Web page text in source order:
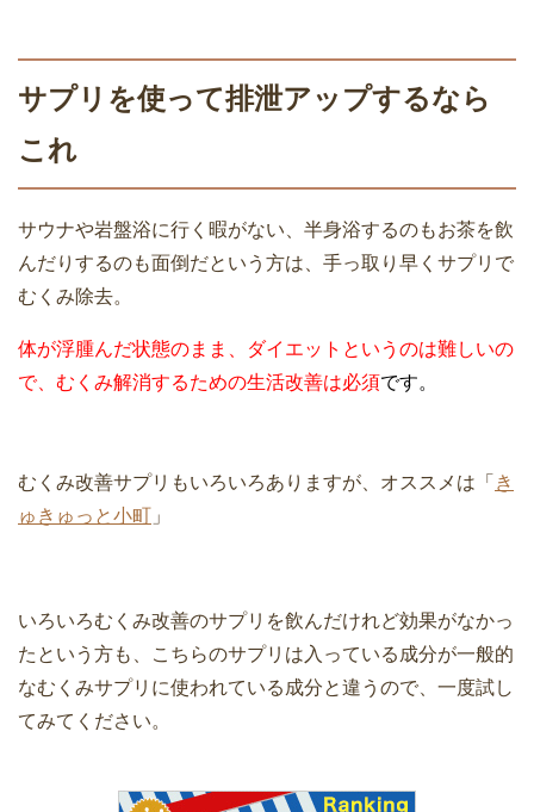
サプリを使って排泄アップするなら
これ
サウナや岩盤浴に行く暇がない、半身浴するのもお茶を飲
んだりするのも面倒だという方は、手っ取り早くサプリで
むくみ除去。
体が浮腫んだ状態のまま、ダイエットというのは難しいの
で、むくみ解消するための生活改善は必須です。
むくみ改善サプリもいろいろありますが、オススメは「 き
ゅきゅっと小町 」
いろいろむくみ改善のサプリを飲んだけれど効果がなかっ
たという方も、こちらのサプリは入っている成分が一般的
なむくみサプリに使われている成分と違うので、一度試し
てみてください。